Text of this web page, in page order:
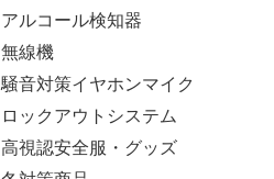
アルコール検知器
無線機
騒音対策イヤホンマイク
ロックアウトシステム
高視認安全服・グッズ